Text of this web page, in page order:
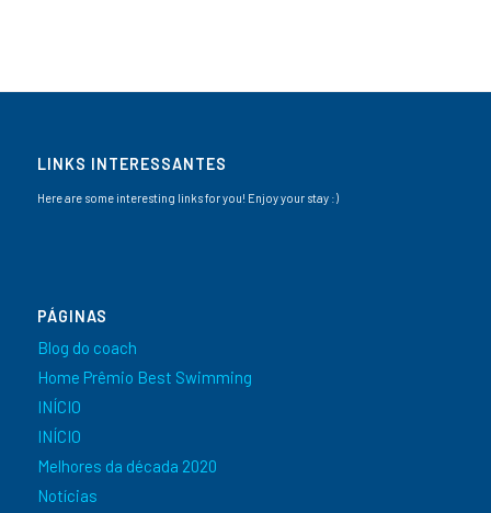
LINKS INTERESSANTES
Here are some interesting links for you! Enjoy your stay :)
PÁGINAS
Blog do coach
Home Prêmio Best Swimming
INÍCIO
INÍCIO
Melhores da década 2020
Notícias